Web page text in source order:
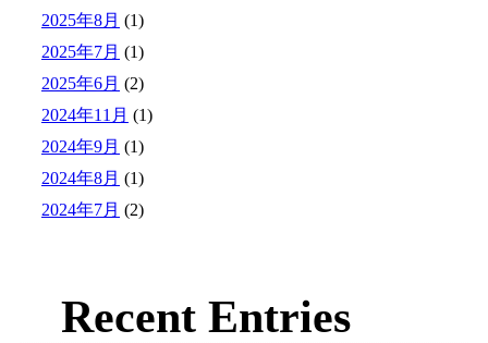
2025年8月 (1)
2025年7月 (1)
2025年6月 (2)
2024年11月 (1)
2024年9月 (1)
2024年8月 (1)
2024年7月 (2)
Recent Entries